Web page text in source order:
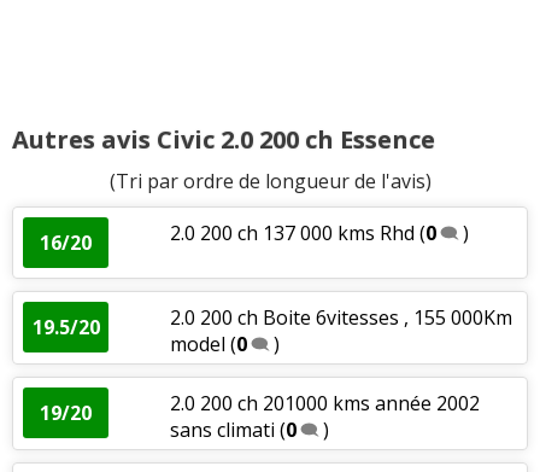
Autres avis Civic 2.0 200 ch Essence
(Tri par ordre de longueur de l'avis)
16/20 2.0 200 ch 137 000 kms Rhd (0 )
19.5/20
2.0 200 ch Boite 6vitesses , 155 000Km
model (0 )
19/20
2.0 200 ch 201000 kms année 2002
sans climati (0 )